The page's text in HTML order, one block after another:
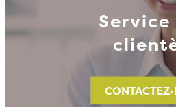
Service